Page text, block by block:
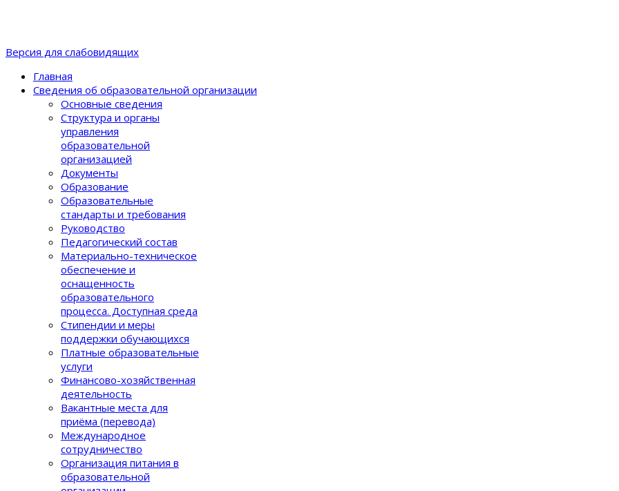
Версия для слабовидящих
Главная
Сведения об образовательной организации
Основные сведения
Структура и органы
управления
образовательной
организацией
Документы
Образование
Образовательные
стандарты и требования
Руководство
Педагогический состав
Материально-техническое
обеспечение и
оснащенность
образовательного
процеcса. Доступная среда
Стипендии и меры
поддержки обучающихся
Платные образовательные
услуги
Финансово-хозяйственная
деятельность
Вакантные места для
приёма (перевода)
Международное
сотрудничество
Организация питания в
образовательной